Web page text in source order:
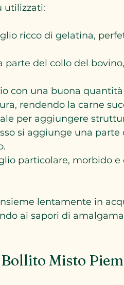
utilizzati:
ricco di gelatina,
parte del collo del
con una buona
rendendo la carne
per aggiungere
si aggiunge una
particolare, morbido e
lentamente in
ai sapori di
Misto